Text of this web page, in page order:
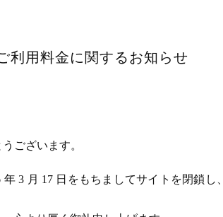
利用料金に関するお知らせ
ございます。
3 月 17 日をもちましてサイトを閉鎖し、